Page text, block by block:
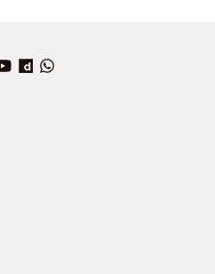
YouTube
Dailymotion